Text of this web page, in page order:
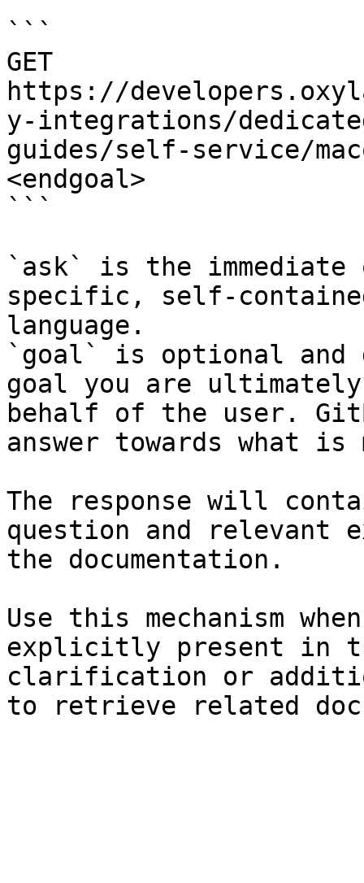
```
GET
https://
y-integrations/
guides/self-service/
<endgoal>
```
`ask` is the
specific, self-
language.
`goal` is optional and
goal you are
behalf of the user.
answer towards what
The response will
question and relevant
the documentation.
Use this mechanism
explicitly present in
clarification or